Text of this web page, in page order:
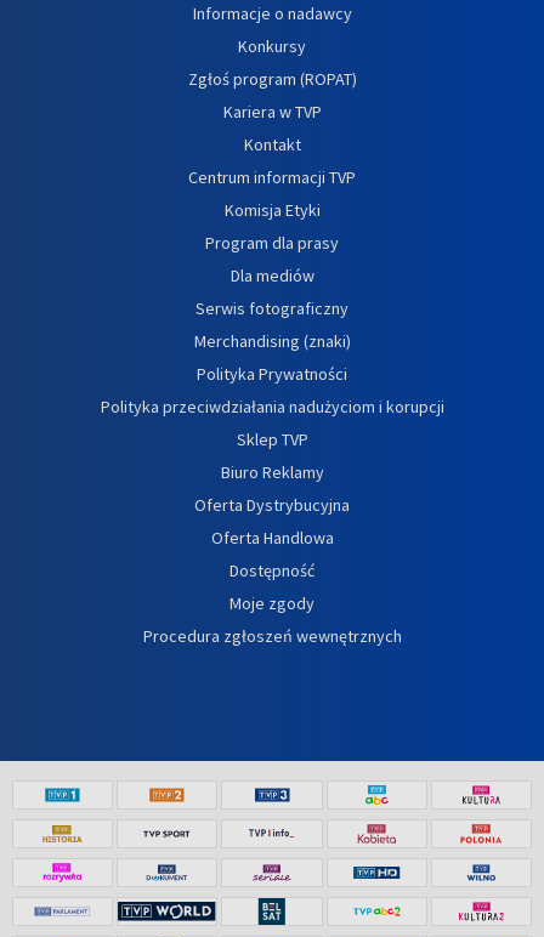
Informacje o nadawcy
Konkursy
Zgłoś program (ROPAT)
Kariera w TVP
Kontakt
Centrum informacji TVP
Komisja Etyki
Program dla prasy
Dla mediów
Serwis fotograficzny
Merchandising (znaki)
Polityka Prywatności
Polityka przeciwdziałania nadużyciom i korupcji
Sklep TVP
Biuro Reklamy
Oferta Dystrybucyjna
Oferta Handlowa
Dostępność
Moje zgody
Procedura zgłoszeń wewnętrznych